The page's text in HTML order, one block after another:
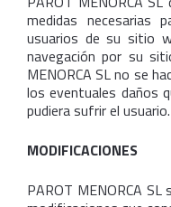
medidas necesarias
usuarios de su sitio
navegación por su
MENORCA SL no se
los eventuales daños
pudiera sufrir el usuario.
MODIFICACIONES
PAROT MENORCA